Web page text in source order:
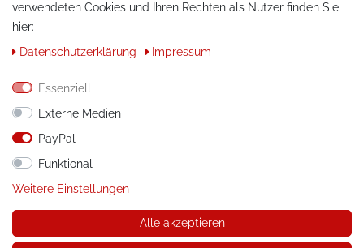
ANLEITUNGEN
Montageanleitungen
© Copyright 2026 tuning-art.com GmbH. Alle Rechte
verwendeten Cookies und Ihren Rechten als Nutzer finden Sie
hier:
Daten­schutz­erklärung
Impressum
Essenziell
Externe Medien
PayPal
Funktional
Weitere Einstellungen
Alle akzeptieren